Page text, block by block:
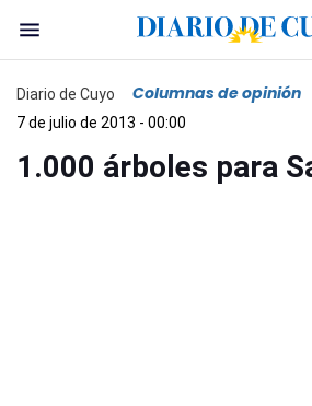
Diario de Cuyo Columnas de opinión
7 de julio de 2013 - 00:00
1.000 árboles para